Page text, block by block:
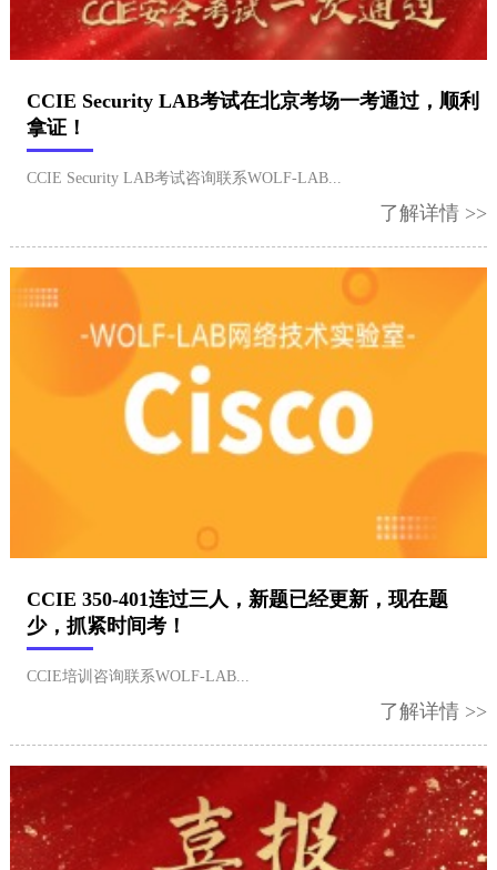
CCIE Security LAB考试在北京考场一考通过，顺利
拿证！
CCIE Security LAB考试咨询联系WOLF-LAB...
了解详情 >>
​CCIE 350-401连过三人，新题已经更新，现在题
少，抓紧时间考！
​CCIE培训咨询联系WOLF-LAB...
了解详情 >>